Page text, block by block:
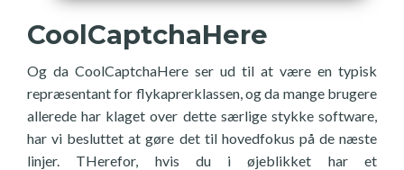
CoolCaptchaHere
Og da CoolCaptchaHere ser ud til at være en typisk
repræsentant for flykaprerklassen, og da mange brugere
allerede har klaget over dette særlige stykke software,
har vi besluttet at gøre det til hovedfokus på de næste
linjer. THerefor, hvis du i øjeblikket har et